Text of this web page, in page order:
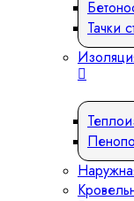
Тачки